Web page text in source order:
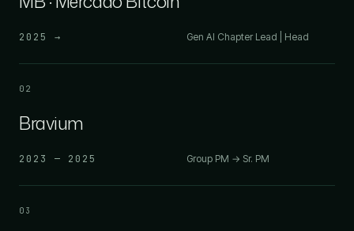
2025 → Gen AI Chapter Lead | Head
02
Bravium
2023 — 2025 Group PM → Sr. PM
03